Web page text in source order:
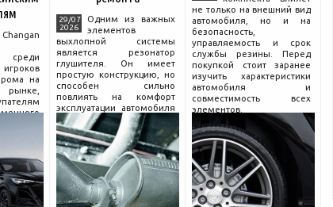
на
29/07
2026
Одним из важных
элементов
выхлопной системы
является резонатор
глушителя. Он имеет
простую конструкцию, но
способен сильно
повлиять на комфорт
эксплуатации автомобиля
и правильную работу
выхлопа.
Для чего нужен
резонатор
не только на внешний вид
автомобиля, но и на
безопасность,
управляемость и срок
службы резины. Перед
покупкой стоит заранее
изучить характеристики
автомобиля и
совместимость всех
элементов.